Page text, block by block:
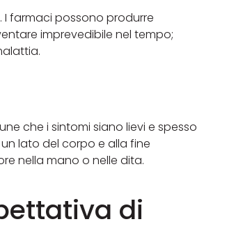
farmaci possono produrre
imprevedibile nel tempo;
che i sintomi siano lievi e spesso
lato del corpo e alla fine
nella mano o nelle dita.
di